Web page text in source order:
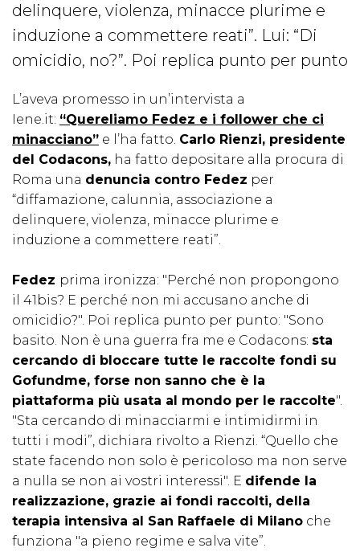
delinquere, violenza, minacce plurime e
induzione a commettere reati”. Lui: “Di
omicidio, no?”. Poi replica punto per punto
L’aveva promesso in un’intervista a
Iene.it: “Quereliamo Fedez e i follower che ci
minacciano” e l’ha fatto. Carlo Rienzi, presidente
del Codacons, ha fatto depositare alla procura di
Roma una denuncia contro Fedez per
“diffamazione, calunnia, associazione a
delinquere, violenza, minacce plurime e
induzione a commettere reati”.
Fedez prima ironizza: "Perché non propongono
il 41bis? E perché non mi accusano anche di
omicidio?". Poi replica punto per punto: "Sono
basito. Non è una guerra fra me e Codacons: sta
cercando di bloccare tutte le raccolte fondi su
Gofundme, forse non sanno che è la
piattaforma più usata al mondo per le raccolte".
"Sta cercando di minacciarmi e intimidirmi in
tutti i modi”, dichiara rivolto a Rienzi. “Quello che
state facendo non solo è pericoloso ma non serve
a nulla se non ai vostri interessi". E difende la
realizzazione, grazie ai fondi raccolti, della
terapia intensiva al San Raffaele di Milano che
funziona "a pieno regime e salva vite”.